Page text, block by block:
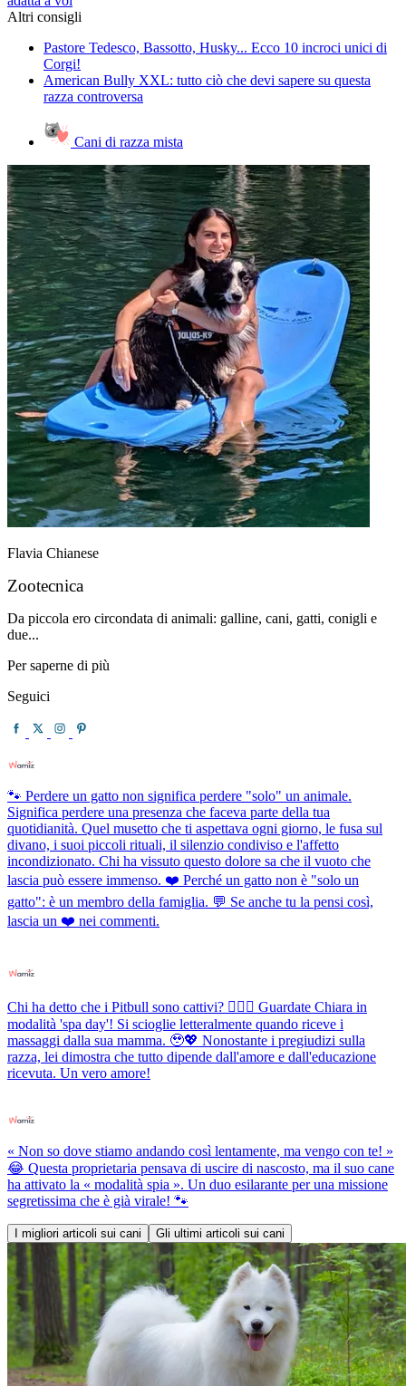
Altri consigli
Pastore Tedesco, Bassotto, Husky... Ecco 10 incroci unici di
Corgi!
American Bully XXL: tutto ciò che devi sapere su questa
razza controversa
Cani di razza mista
Flavia Chianese
Zootecnica
Da piccola ero circondata di animali: galline, cani, gatti, conigli e
due...
Per saperne di più
Seguici
🐾 Perdere un gatto non significa perdere "solo" un animale.
Significa perdere una presenza che faceva parte della tua
quotidianità. Quel musetto che ti aspettava ogni giorno, le fusa sul
divano, i suoi piccoli rituali, il silenzio condiviso e l'affetto
incondizionato. Chi ha vissuto questo dolore sa che il vuoto che
lascia può essere immenso. ❤️ Perché un gatto non è "solo un
gatto": è un membro della famiglia. 💬 Se anche tu la pensi così,
lascia un ❤️ nei commenti.
Chi ha detto che i Pitbull sono cattivi? 💆‍♀️✨ Guardate Chiara in
modalità 'spa day'! Si scioglie letteralmente quando riceve i
massaggi dalla sua mamma. 🥹💖 Nonostante i pregiudizi sulla
razza, lei dimostra che tutto dipende dall'amore e dall'educazione
ricevuta. Un vero amore!
« Non so dove stiamo andando così lentamente, ma vengo con te! »
😂 Questa proprietaria pensava di uscire di nascosto, ma il suo cane
ha attivato la « modalità spia ». Un duo esilarante per una missione
segretissima che è già virale! 🐾
I migliori articoli sui cani Gli ultimi articoli sui cani